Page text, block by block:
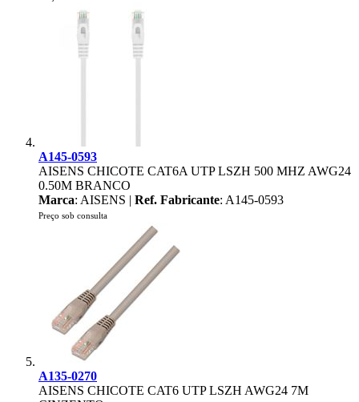
A145-0593
AISENS CHICOTE CAT6A UTP LSZH 500 MHZ AWG24
0.50M BRANCO
Marca: AISENS | Ref. Fabricante: A145-0593
Preço sob consulta
A135-0270
AISENS CHICOTE CAT6 UTP LSZH AWG24 7M